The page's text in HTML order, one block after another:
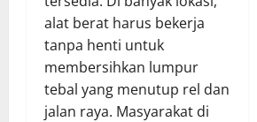
alat berat harus bekerja
tanpa henti untuk
membersihkan lumpur
tebal yang menutup rel dan
jalan raya. Masyarakat di